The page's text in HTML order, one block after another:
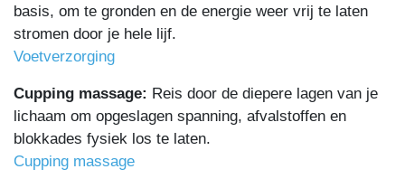
basis, om te gronden en de energie weer vrij te laten
stromen door je hele lijf.
Voetverzorging
Cupping massage: Reis door de diepere lagen van je
lichaam om opgeslagen spanning, afvalstoffen en
blokkades fysiek los te laten.
Cupping massage